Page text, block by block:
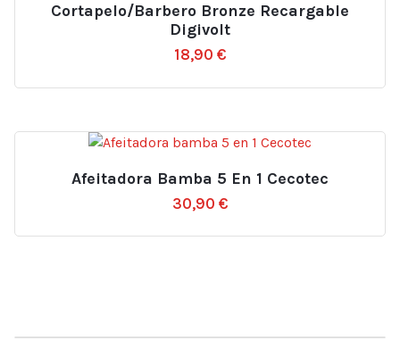
Cortapelo/barbero Bronze Recargable
Digivolt
18,90 €
Afeitadora Bamba 5 En 1 Cecotec
30,90 €